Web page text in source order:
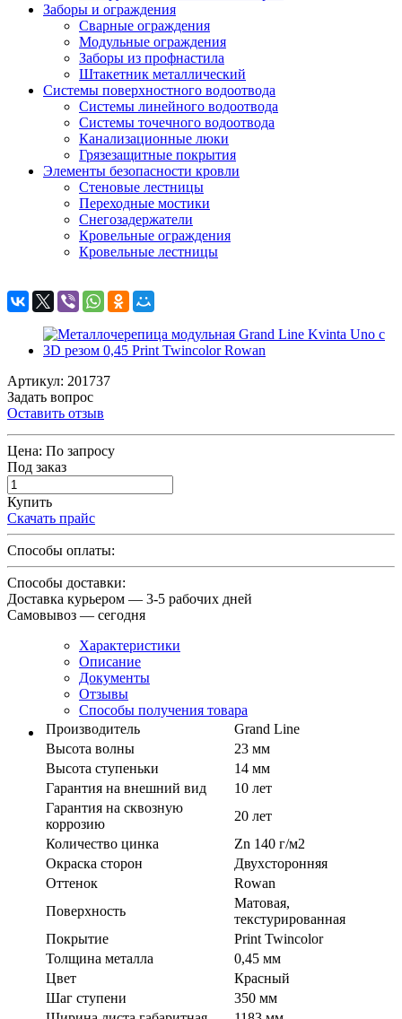
Заборы и ограждения
Сварные ограждения
Модульные ограждения
Заборы из профнастила
Штакетник металлический
Системы поверхностного водоотвода
Системы линейного водоотвода
Системы точечного водоотвода
Канализационные люки
Грязезащитные покрытия
Элементы безопасности кровли
Стеновые лестницы
Переходные мостики
Снегозадержатели
Кровельные ограждения
Кровельные лестницы
Артикул: 201737
Задать вопрос
Оставить отзыв
Цена: По запросу
Под заказ
Купить
Скачать прайс
Способы оплаты:
Способы доставки:
Доставка курьером — 3-5 рабочих дней
Самовывоз — сегодня
Характеристики
Описание
Документы
Отзывы
Способы получения товара
Производитель
Grand Line
Высота волны
23 мм
Высота ступеньки
14 мм
Гарантия на внешний вид
10 лет
Гарантия на сквозную
коррозию
20 лет
Количество цинка
Zn 140 г/м2
Окраска сторон
Двухсторонняя
Оттенок
Rowan
Поверхность
Матовая,
текстурированная
Покрытие
Print Twincolor
Толщина металла
0,45 мм
Цвет
Красный
Шаг ступени
350 мм